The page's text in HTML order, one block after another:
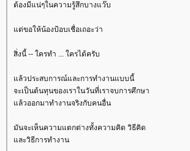
ต้องมีแน่ๆในความรู้สึกบางแว๊บ
ต่ขอให้น้องป้อบเชื่อเถอะว่า
สิ่งนี้ -- ใครทำ ... ใครได้ครับ
ล้วประสบการณ์และการทำงานแบบนี้
จะเป็นต้นทุนของเราในวันที่เราจบการศึกษา
ล้วออกมาทำงานจริงกับคนอื่น
มันจะเห็นความแตกต่างทั้งความคิด วิธีคิด
ละวิธีการทำงาน